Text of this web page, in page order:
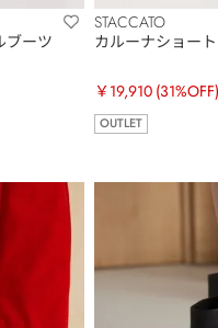
ブーツ
STACCATO
カルーナショー
￥19,910 (31%OFF)
OUTLET